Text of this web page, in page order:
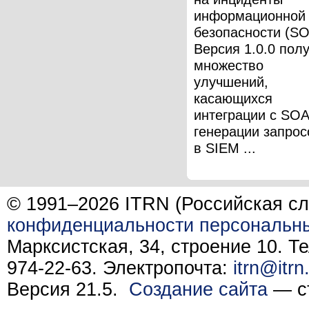
информационной
безопасности
Версия 1.0.0
множество
улучшений,
касающихся
интеграции с
генерации
в SIEM ...
© 1991–2026 ITRN (Российская
конфиденциальности
Марксистская, 34, строение 10.
974-22-63. Электропочта:
Версия 21.5. Создание сайта —